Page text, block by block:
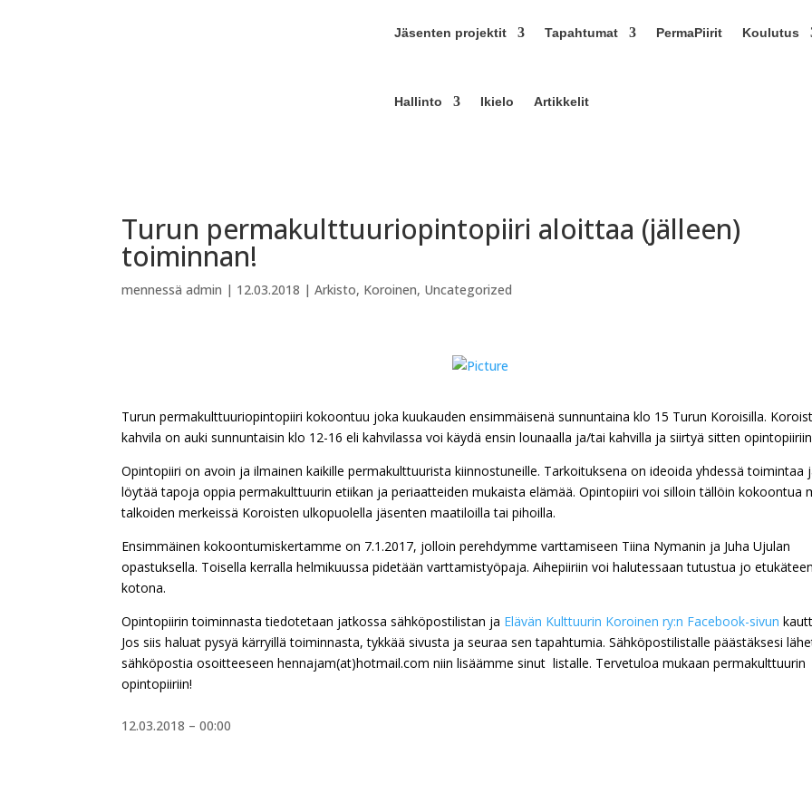
Jäsenten projektit Tapahtumat PermaPiirit Koulutus
Hallinto Ikielo Artikkelit
Turun permakulttuuriopintopiiri aloittaa (jälleen)
toiminnan!
mennessäadmin | 12.03.2018 |Arkisto, Koroinen, Uncategorized
Turun permakulttuuriopintopiiri kokoontuu joka kuukauden ensimmäisenä sunnuntaina klo 15 Turun Koroisilla.
kahvila on auki sunnuntaisin klo 12-16 eli kahvilassa voi käydä ensin lounaalla ja/tai kahvilla ja siirtyä sitten
Opintopiiri on avoin ja ilmainen kaikille permakulttuurista kiinnostuneille. Tarkoituksena on ideoida yhdessä toimintaa
löytää tapoja oppia permakulttuurin etiikan ja periaatteiden mukaista elämää. Opintopiiri voi silloin tällöin kokoontua
talkoiden merkeissä Koroisten ulkopuolella jäsenten maatiloilla tai pihoilla.
Ensimmäinen kokoontumiskertamme on 7.1.2017, jolloin perehdymmevarttamiseen Tiina Nymanin ja Juha Ujulan
opastuksella. Toisella kerralla helmikuussa pidetään varttamistyöpaja. Aihepiiriin voi halutessaan tutustua jo etukäteen
kotona.
Opintopiirin toiminnasta tiedotetaan jatkossa sähköpostilistan ja Elävän Kulttuurin Koroinen ry:n Facebook-sivun
Jos siis haluat pysyä kärryillä toiminnasta, tykkää sivusta ja seuraa sen tapahtumia. Sähköpostilistalle päästäksesi
sähköpostia osoitteeseen hennajam(at)hotmail.com niin lisäämme sinut listalle. Tervetuloa mukaan permakulttuurin
opintopiiriin!
12.03.2018 – 00:00